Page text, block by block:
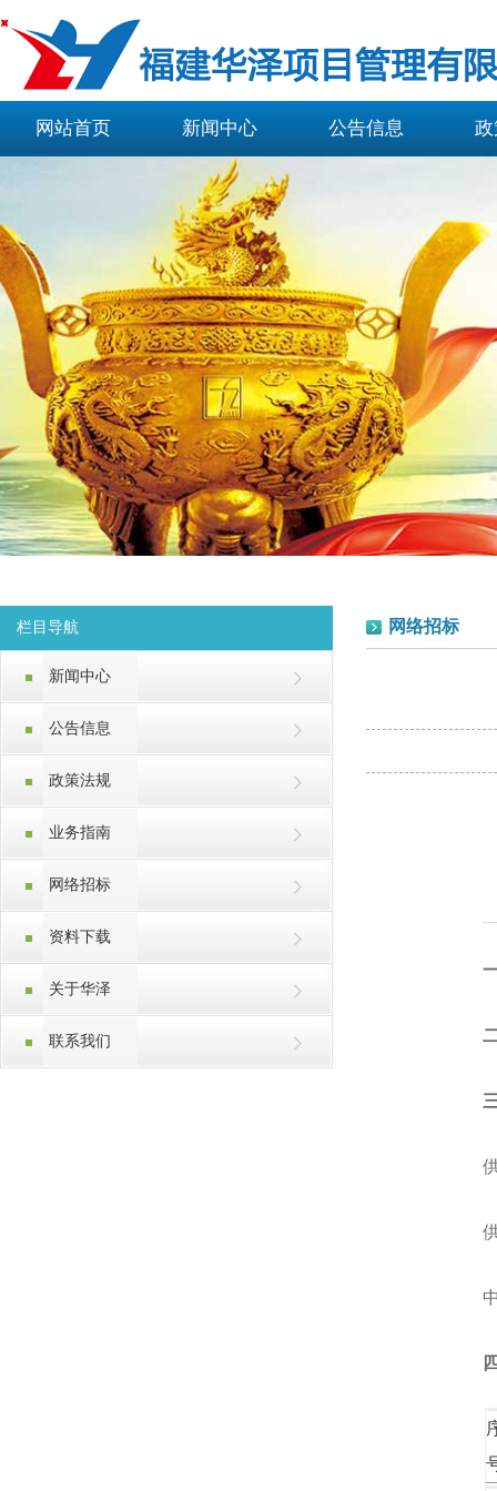
网站首页 新闻中心 公告信息
栏目导航
新闻中心
公告信息
政策法规
业务指南
网络招标
资料下载
关于华泽
联系我们
网络招标